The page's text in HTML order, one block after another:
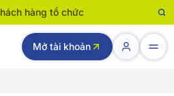
hàng tổ chức
Mở tài khoản